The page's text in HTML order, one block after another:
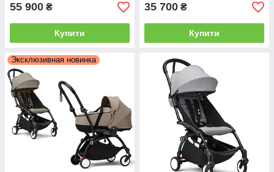
55 900 ₴
Купити
35 700 ₴
Купити
Эксклюзивная новинка